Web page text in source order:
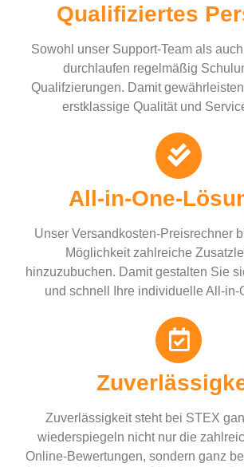
Qualifiziertes
Sowohl unser Support-Team als
durchlaufen regelmäßig
Qualifzierungen. Damit
erstklassige Qualität und
All-in-One-
Unser Versandkosten-Preisrechner
Möglichkeit zahlreiche
hinzuzubuchen. Damit gestalten Sie
und schnell Ihre individuelle All-in-
Zuverlässigkeit steht bei STEX
wiederspiegeln nicht nur die
Online-Bewertungen, sondern ganz